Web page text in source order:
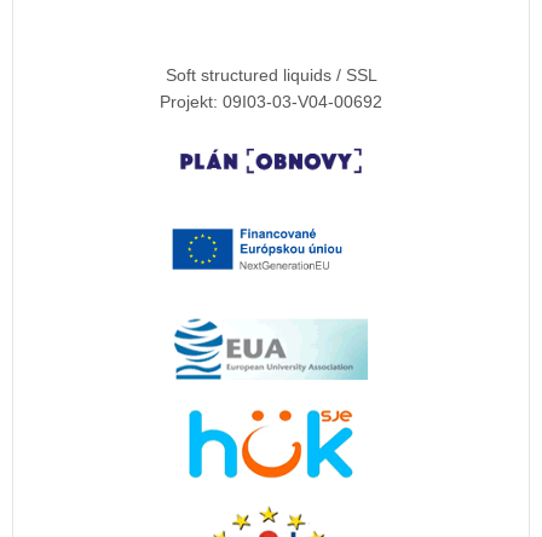
Soft structured liquids / SSL
Projekt: 09I03-03-V04-00692